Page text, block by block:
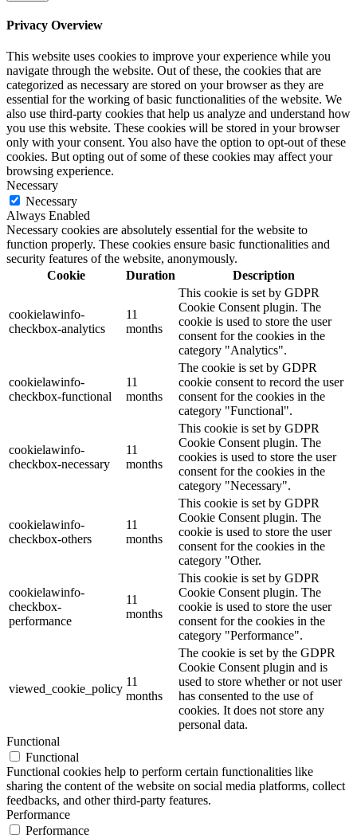
Privacy Overview
This website uses cookies to improve your experience while you
navigate through the website. Out of these, the cookies that are
categorized as necessary are stored on your browser as they are
essential for the working of basic functionalities of the website. We
also use third-party cookies that help us analyze and understand how
you use this website. These cookies will be stored in your browser
only with your consent. You also have the option to opt-out of these
cookies. But opting out of some of these cookies may affect your
browsing experience.
Necessary
Necessary
Always Enabled
Necessary cookies are absolutely essential for the website to
function properly. These cookies ensure basic functionalities and
security features of the website, anonymously.
Cookie
Duration Description
cookielawinfo-
checkbox-analytics
11
months
This cookie is set by GDPR
Cookie Consent plugin. The
cookie is used to store the user
consent for the cookies in the
category "Analytics".
cookielawinfo-
checkbox-functional
11
months
The cookie is set by GDPR
cookie consent to record the user
consent for the cookies in the
category "Functional".
cookielawinfo-
checkbox-necessary
11
months
This cookie is set by GDPR
Cookie Consent plugin. The
cookies is used to store the user
consent for the cookies in the
category "Necessary".
cookielawinfo-
checkbox-others
11
months
This cookie is set by GDPR
Cookie Consent plugin. The
cookie is used to store the user
consent for the cookies in the
category "Other.
cookielawinfo-
checkbox-
performance
11
months
This cookie is set by GDPR
Cookie Consent plugin. The
cookie is used to store the user
consent for the cookies in the
category "Performance".
viewed_cookie_policy
11
months
The cookie is set by the GDPR
Cookie Consent plugin and is
used to store whether or not user
has consented to the use of
cookies. It does not store any
personal data.
Functional
Functional
Functional cookies help to perform certain functionalities like
sharing the content of the website on social media platforms, collect
feedbacks, and other third-party features.
Performance
Performance